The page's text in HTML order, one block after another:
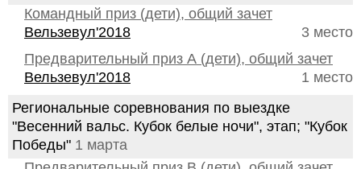
Командный приз (дети), общий зачет
3 место
Вельзевул'2018
Предварительный приз А (дети), общий зачет
1 место
Вельзевул'2018
Региональные соревнования по выездке
"Весенний вальс. Кубок белые ночи", этап; "Кубок
Победы" 1 марта